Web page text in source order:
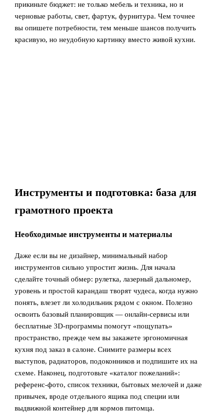
прикиньте бюджет: не только мебель и техника, но и
черновые работы, свет, фартук, фурнитура. Чем точнее
вы опишете потребности, тем меньше шансов получить
красивую, но неудобную картинку вместо живой кухни.
Инструменты и подготовка: база для
грамотного проекта
Необходимые инструменты и материалы
Даже если вы не дизайнер, минимальный набор
инструментов сильно упростит жизнь. Для начала
сделайте точный обмер: рулетка, лазерный дальномер,
уровень и простой карандаш творят чудеса, когда нужно
понять, влезет ли холодильник рядом с окном. Полезно
освоить базовый планировщик — онлайн‑сервисы или
бесплатные 3D‑программы помогут «пощупать»
пространство, прежде чем вы закажете эргономичная
кухня под заказ в салоне. Снимите размеры всех
выступов, радиаторов, подоконников и подпишите их на
схеме. Наконец, подготовьте «каталог пожеланий»:
референс‑фото, список техники, бытовых мелочей и даже
привычек, вроде отдельного ящика под специи или
выдвижной контейнер для кормов питомца.